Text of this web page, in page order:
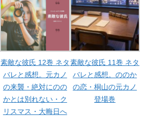
素敵な彼氏 12巻 ネタ
バレと感想。元カノ
の来襲・絶対にのの
かとは別れない・ク
リスマス・大晦日へ
素敵な彼氏 11巻 ネタ
バレと感想。ののか
の恋・桐山の元カノ
登場巻